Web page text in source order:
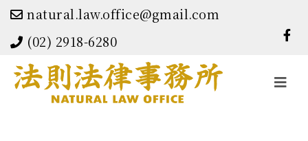
natural.law.office@gmail.com
(02) 2918-6280
Toggle